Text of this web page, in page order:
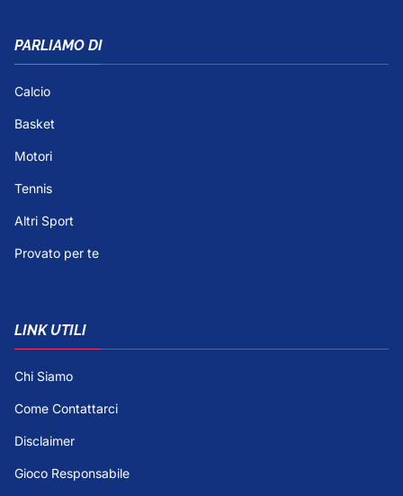
PARLIAMO DI
Calcio
Basket
Motori
Tennis
Altri Sport
Provato per te
LINK UTILI
Chi Siamo
Come Contattarci
Disclaimer
Gioco Responsabile